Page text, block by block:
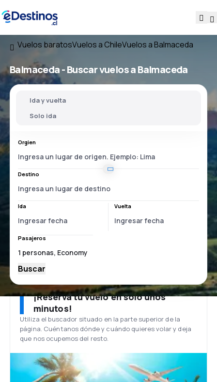
Vuelos baratosVuelos a ChileVuelos a Balmaceda
Balmaceda - Buscar vuelos a Balmaceda
Ida y vuelta
Solo ida
Orgien
Destino
Ida Vuelta
Pasajeros
Buscar
¡Reserva tu vuelo en solo unos
minutos!
Utiliza el buscador situado en la parte superior de la
página. Cuéntanos dónde y cuándo quieres volar y deja
que nos ocupemos del resto.